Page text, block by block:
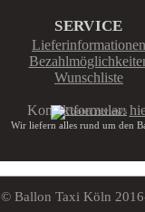
SERVICE
Lieferinformationen
Wunschliste
Kontaktformular:
Wir liefern alles rund um den
© Ballon Taxi Köln